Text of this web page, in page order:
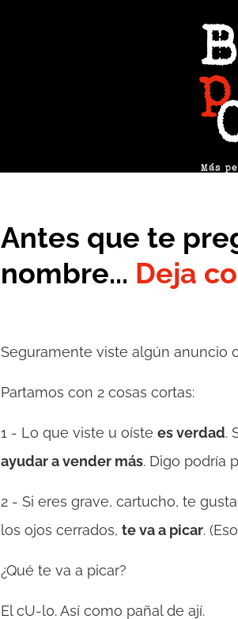
Antes que te
nombre... Deja
Seguramente viste algún anuncio
Partamos con 2 cosas cortas:
1 - Lo que viste u oíste es verdad.
ayudar a vender más. Digo podría
2 - Si eres grave, cartucho, te
los ojos cerrados, te va a picar.
¿Qué te va a picar?
El cU-l0. Así como pañal de ají.